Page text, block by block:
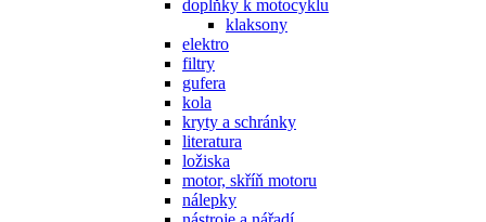
doplňky k motocyklu
klaksony
elektro
filtry
gufera
kola
kryty a schránky
literatura
ložiska
motor, skříň motoru
nálepky